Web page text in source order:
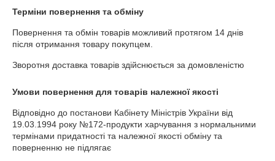
Терміни повернення та обміну
Повернення та обмін товарів можливий протягом 14 днів
після отримання товару покупцем.
Зворотня доставка товарів здійснюється за домовленістю
Умови повернення для товарів належної якості
Відповідно до постанови Кабінету Міністрів України від
19.03.1994 року №172-продукти харчування з нормальними
термінами придатності та належної якості обміну та
поверненню не підлягає